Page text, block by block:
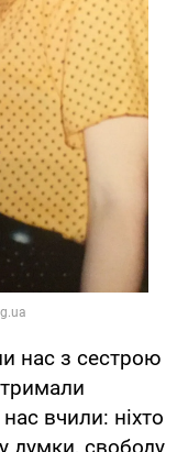
нас з сестрою
вчили: ніхто
думки, свободу